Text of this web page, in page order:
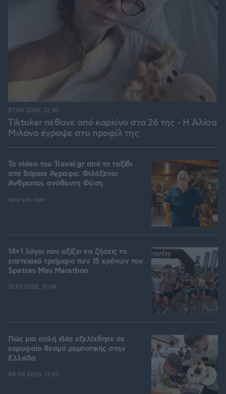
Tiktoker πέθανε από καρκίνο στα 26 της - Η Αλίσα
Μιλάνο έγραψε στο προφίλ της
07.08.2026, 12:30
To video του Travel.gr από το ταξίδι
στα Βόρεια Άγραφα: Φιλόξενοι
Άνθρωποι, ανόθευτη Φύση
πριν μία ώρα
14+1 λόγοι που αξίζει να ζήσεις το
επετειακό τριήμερο των 15 χρόνων του
Spetses Mini Marathon
31.07.2026, 11:04
Πώς μια απλή ιδέα εξελίχθηκε σε
κορυφαίο θεσμό ρομποτικής στην
Ελλάδα
04.08.2026, 11:20